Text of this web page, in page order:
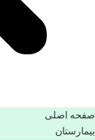
صفحه اصلی
بيمارستان